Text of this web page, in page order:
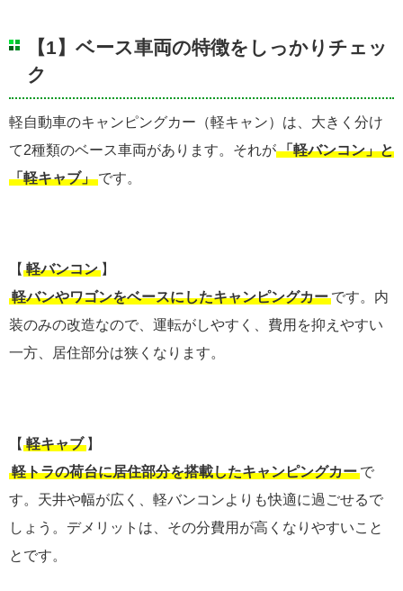
【1】ベース車両の特徴をしっかりチェッ
ク
軽自動車のキャンピングカー（軽キャン）は、大きく分け
て2種類のベース車両があります。それが「軽バンコン」と
「軽キャブ」 です。
【 軽バンコン 】
軽バンやワゴンをベースにしたキャンピングカー です。内
装のみの改造なので、運転がしやすく、費用を抑えやすい
一方、居住部分は狭くなります。
【 軽キャブ 】
軽トラの荷台に居住部分を搭載したキャンピングカー で
す。天井や幅が広く、軽バンコンよりも快適に過ごせるで
しょう。デメリットは、その分費用が高くなりやすいこと
とです。